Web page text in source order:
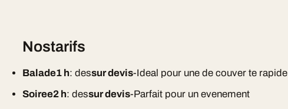
Nostarifs
Balade1 h: dessur devis-Ideal pour une de couver te rapide
Soiree2 h: dessur devis-Parfait pour un evenement